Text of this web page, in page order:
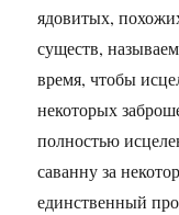
ядовитых,
существ,
время, чтобы
некоторых
полностью
саванну за
единственный